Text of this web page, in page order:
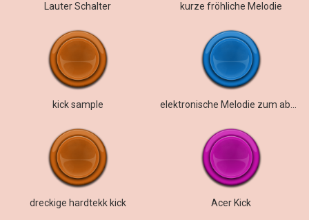
Lauter Schalter kurze fröhliche Melodie
kick sample
dreckige hardtekk kick Acer Kick